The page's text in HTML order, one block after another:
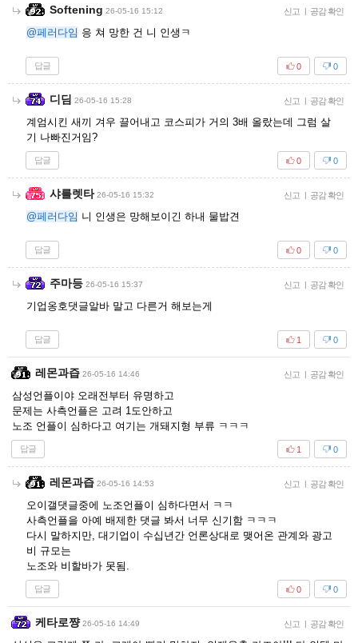
Softening 26-05-16 15:12 신고 | 공감 확인
@페러다임 응 쳐 망한 건 니 인생ㅋ
답글 0
0
디딤 26-05-16 15:28 신고 | 공감 확인
계엄시킨 새끼 겨우 끌어내고 코스피가 거의 3배 올랐는데 그럼 살
기 나빠진거임?
답글 0
0
샤를렛타 26-05-16 15:32 신고 | 공감 확인
@페러다임 니 인생은 망해보이긴 하내 물밥견
답글 0
0
주마등 26-05-16 15:37 신고 | 공감 확인
기업옹호댓글알바 말고 다른거 해보는게
답글 0
1
레몬과즙 26-05-16 14:46 신고 | 공감 확인
삼성언플이야 오래전부터 유명하고
문제는 사측언플은 고려 1도안하고
노조 언플이 심하다고 여기는 개돼지형 부류 ㅋㅋㅋ
답글 0
1
레몬과즙 26-05-16 14:53 신고 | 공감 확인
오이갤댓글중에 노조언플이 심하다면서 ㅋㅋ
사측언플을 아예 배제한 댓글 봐서 너무 신기함 ㅋㅋㅋ
다시 말하지만, 대기업이 수십년간 언론상대로 맺어온 관계와 광고
비 규모는
노조와 비할바가 못됨.
답글 0
0
케타로쨩 26-05-16 14:49 신고 | 공감 확인